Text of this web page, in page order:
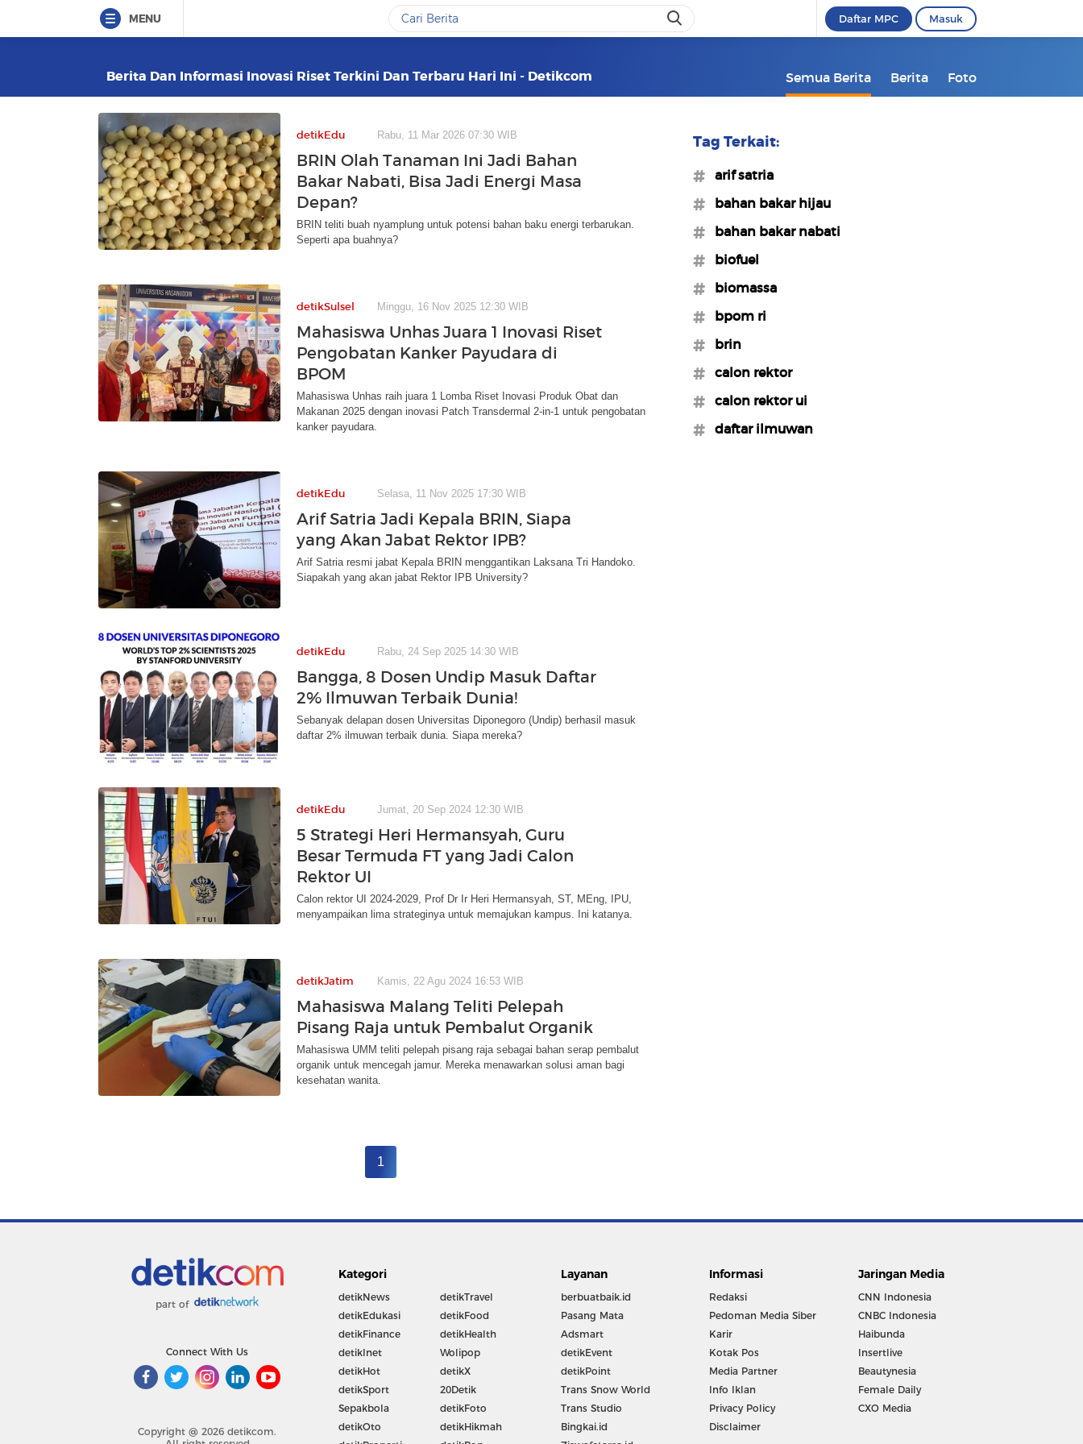
MENU Daftar MPC Masuk
Berita Dan Informasi Inovasi Riset Terkini Dan Terbaru Hari Ini - Detikcom Semua Berita Berita Foto
detikEdu Rabu, 11 Mar 2026 07:30 WIB
BRIN Olah Tanaman Ini Jadi Bahan
Bakar Nabati, Bisa Jadi Energi Masa
Depan?
BRIN teliti buah nyamplung untuk potensi bahan baku energi terbarukan.
Seperti apa buahnya?
detikSulsel Minggu, 16 Nov 2025 12:30 WIB
Mahasiswa Unhas Juara 1 Inovasi Riset
Pengobatan Kanker Payudara di
BPOM
Mahasiswa Unhas raih juara 1 Lomba Riset Inovasi Produk Obat dan
Makanan 2025 dengan inovasi Patch Transdermal 2-in-1 untuk pengobatan
kanker payudara.
detikEdu Selasa, 11 Nov 2025 17:30 WIB
Arif Satria Jadi Kepala BRIN, Siapa
yang Akan Jabat Rektor IPB?
Arif Satria resmi jabat Kepala BRIN menggantikan Laksana Tri Handoko.
Siapakah yang akan jabat Rektor IPB University?
detikEdu Rabu, 24 Sep 2025 14:30 WIB
Bangga, 8 Dosen Undip Masuk Daftar
2% Ilmuwan Terbaik Dunia!
Sebanyak delapan dosen Universitas Diponegoro (Undip) berhasil masuk
daftar 2% ilmuwan terbaik dunia. Siapa mereka?
detikEdu Jumat, 20 Sep 2024 12:30 WIB
5 Strategi Heri Hermansyah, Guru
Besar Termuda FT yang Jadi Calon
Rektor UI
Calon rektor UI 2024-2029, Prof Dr Ir Heri Hermansyah, ST, MEng, IPU,
menyampaikan lima strateginya untuk memajukan kampus. Ini katanya.
detikJatim Kamis, 22 Agu 2024 16:53 WIB
Mahasiswa Malang Teliti Pelepah
Pisang Raja untuk Pembalut Organik
Mahasiswa UMM teliti pelepah pisang raja sebagai bahan serap pembalut
organik untuk mencegah jamur. Mereka menawarkan solusi aman bagi
kesehatan wanita.
1
Tag Terkait:
#arif satria
#bahan bakar hijau
#bahan bakar nabati
#biofuel
#biomassa
#bpom ri
#brin
#calon rektor
#calon rektor ui
#daftar ilmuwan
part of
Connect With Us
Copyright @ 2026 detikcom.
Kategori
detikNews
detikEdukasi
detikFinance
detikInet
detikHot
detikSport
Sepakbola
detikOto
detikTravel
detikFood
detikHealth
Wolipop
detikX
20Detik
detikFoto
detikHikmah
Layanan
berbuatbaik.id
Pasang Mata
Adsmart
detikEvent
detikPoint
Trans Snow World
Trans Studio
Bingkai.id
Informasi
Redaksi
Pedoman Media Siber
Karir
Kotak Pos
Media Partner
Info Iklan
Privacy Policy
Disclaimer
Jaringan Media
CNN Indonesia
CNBC Indonesia
Haibunda
Insertlive
Beautynesia
Female Daily
CXO Media